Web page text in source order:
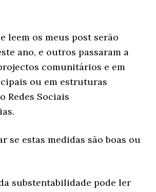
leem os meus post serão
ano, e outros passaram a
comunitários e em
ou em estruturas
Redes Sociais
se estas medidas são boas ou
substentabilidade pode ler